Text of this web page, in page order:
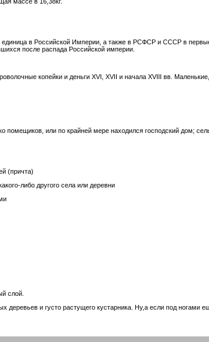
массе в 16,38кг.
в Российской Империи, а также в РСФСР и СССР в
после распада Российской империи.
копейки и деньги XVI, XVII и начала XVIII вв.
помещиков, или по крайней мере находился господский дом;
(причта)
либо другого села или деревни
слой.
и густо растущего кустарника. Ну,а если под